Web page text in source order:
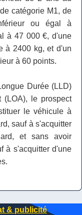
catégorie M1, de
ou égal à
à 47 000 €, d'une
à 2400 kg, et d'un
à 60 points.
Durée (LLD)
(LOA), le prospect
le véhicule à
sauf à s'acquitter
et sans avoir
à s'acquitter d'une
& publicité